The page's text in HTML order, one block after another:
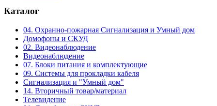
Каталог
04. Охранно-пожарная Сигнализация и Умный дом
Домофоны и СКУД
02. Видеонаблюдение
Видеонаблюдение
07. Блоки питания и комплектующие
09. Системы для прокладки кабеля
Сигнализация и "Умный дом"
14. Вторичный товар/материал
Телевидение